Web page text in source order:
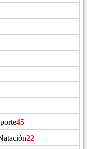
45
22